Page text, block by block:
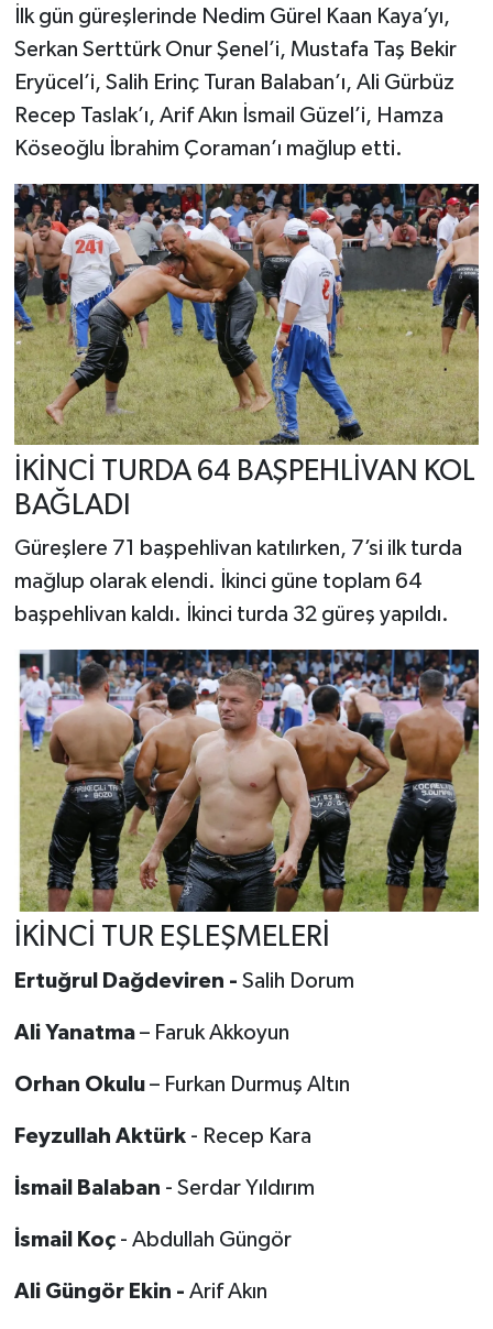
İlk gün güreşlerinde Nedim Gürel Kaan Kaya’yı,
Serkan Serttürk Onur Şenel’i, Mustafa Taş Bekir
Eryücel’i, Salih Erinç Turan Balaban’ı, Ali Gürbüz
Recep Taslak’ı, Arif Akın İsmail Güzel’i, Hamza
Köseoğlu İbrahim Çoraman’ı mağlup etti.
İKİNCİ TURDA 64 BAŞPEHLİVAN KOL
BAĞLADI
Güreşlere 71 başpehlivan katılırken, 7’si ilk turda
mağlup olarak elendi. İkinci güne toplam 64
başpehlivan kaldı. İkinci turda 32 güreş yapıldı.
İKİNCİ TUR EŞLEŞMELERİ
Ertuğrul Dağdeviren - Salih Dorum
Ali Yanatma – Faruk Akkoyun
Orhan Okulu– Furkan Durmuş Altın
Feyzullah Aktürk - Recep Kara
İsmail Balaban - Serdar Yıldırım
İsmail Koç - Abdullah Güngör
Ali Güngör Ekin - Arif Akın